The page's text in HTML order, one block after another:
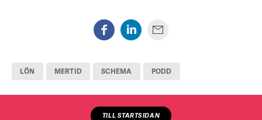
LÖN MERTID SCHEMA PODD
TILL STARTSIDAN